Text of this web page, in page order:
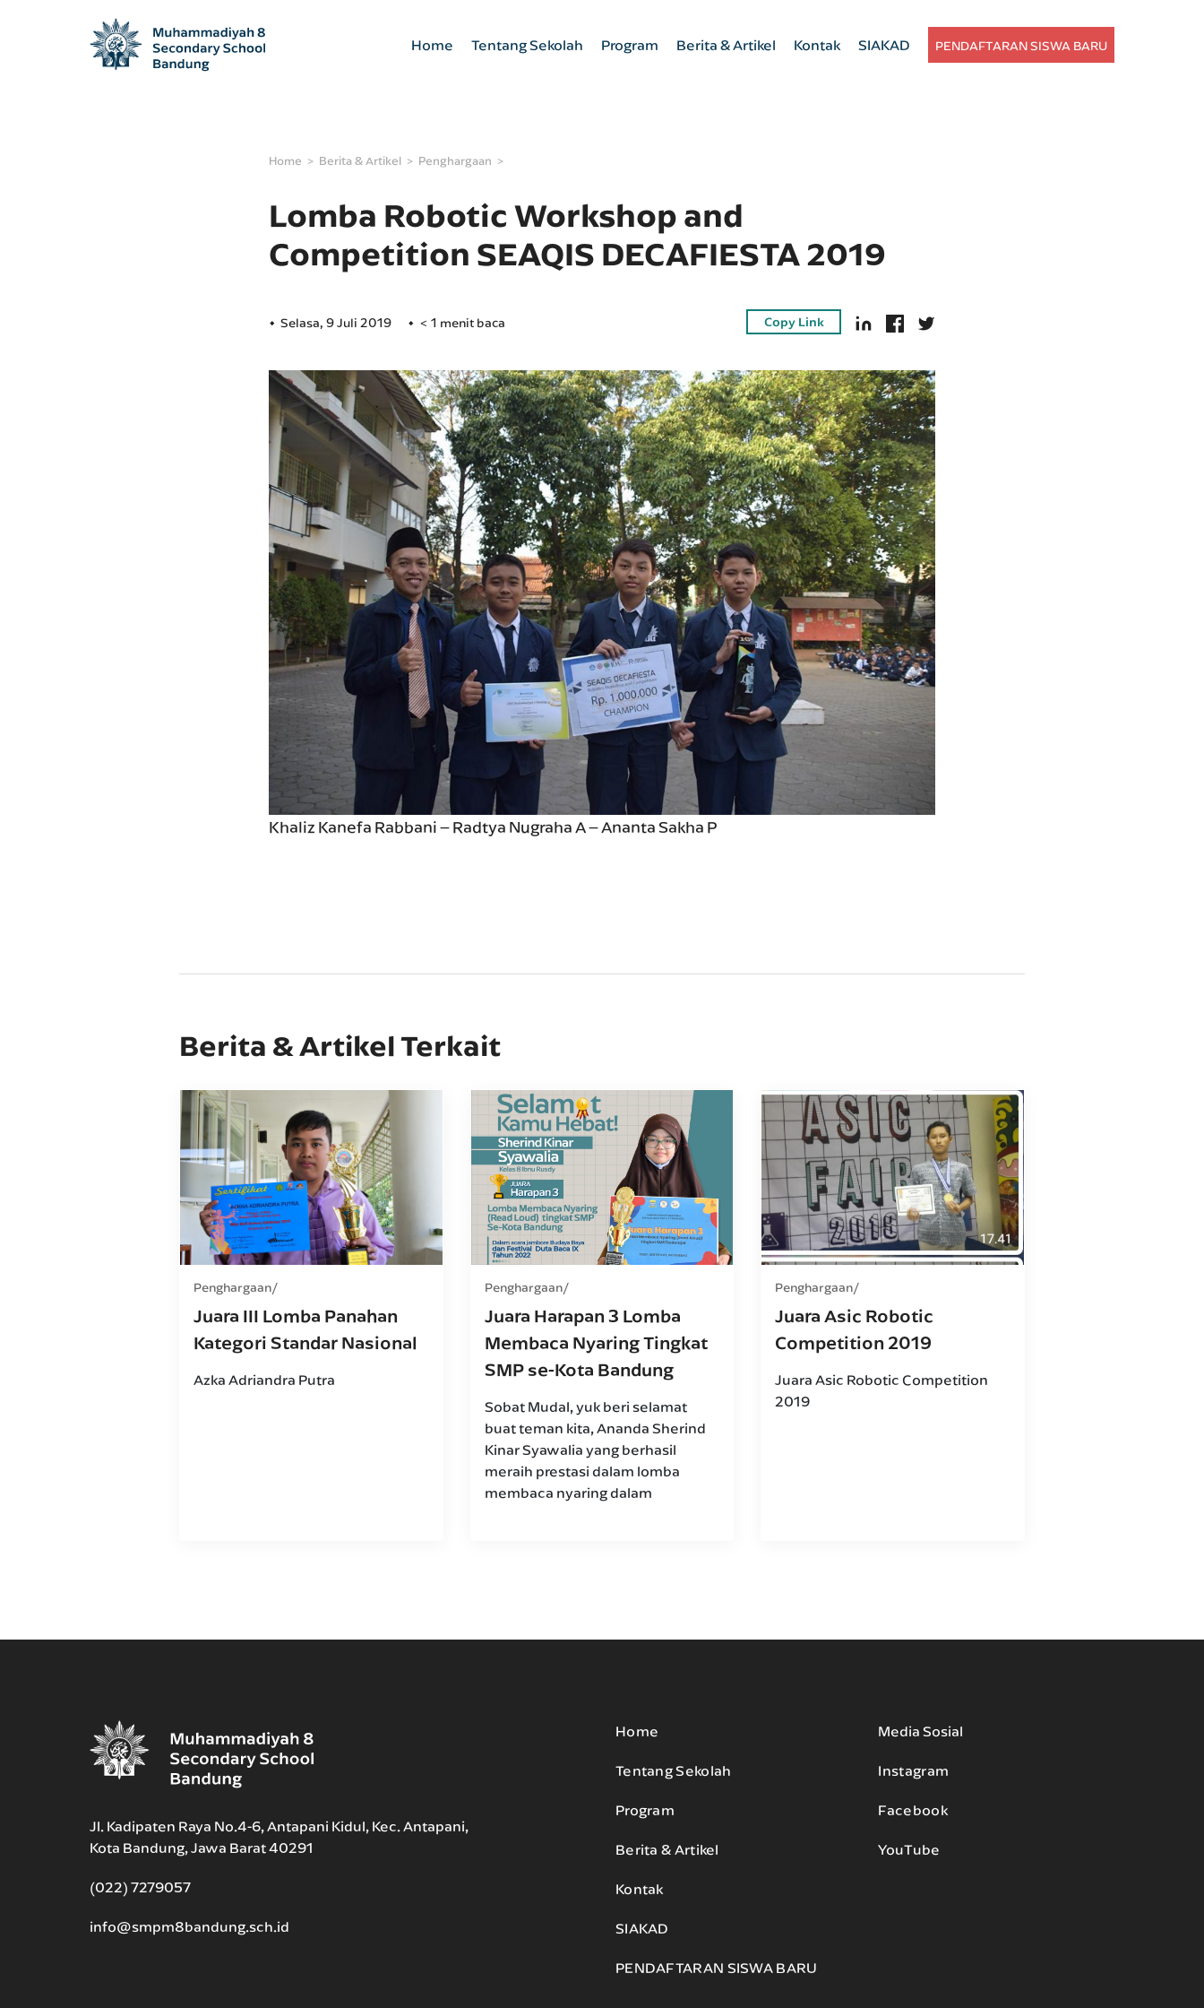
Home Tentang Sekolah Program Berita & Artikel Kontak SIAKAD PENDAFTARAN SISWA BARU
Home Berita & Artikel Penghargaan
Lomba Robotic Workshop and
Competition SEAQIS DECAFIESTA 2019
Selasa, 9 Juli 2019 < 1 menit baca Copy Link
Khaliz Kanefa Rabbani – Radtya Nugraha A – Ananta Sakha P
Berita & Artikel Terkait
Penghargaan
Juara III Lomba Panahan
Kategori Standar Nasional
Azka Adriandra Putra
Penghargaan
Juara Harapan 3 Lomba
Membaca Nyaring Tingkat
SMP se-Kota Bandung
Sobat Mudal, yuk beri selamat
buat teman kita, Ananda Sherind
Kinar Syawalia yang berhasil
meraih prestasi dalam lomba
membaca nyaring dalam
Penghargaan
Juara Asic Robotic
Competition 2019
Juara Asic Robotic Competition
2019
Jl. Kadipaten Raya No.4-6, Antapani Kidul, Kec. Antapani,
Kota Bandung, Jawa Barat 40291
(022) 7279057
info@smpm8bandung.sch.id
Home
Tentang Sekolah
Program
Berita & Artikel
Kontak
SIAKAD
PENDAFTARAN SISWA BARU
Media Sosial
Instagram
Facebook
YouTube